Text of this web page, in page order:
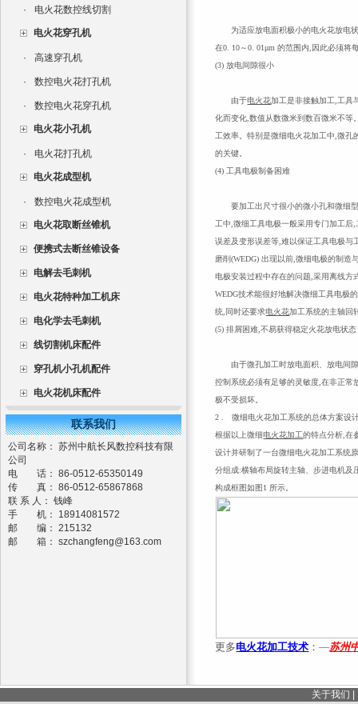
· 电火花数控线切割
电火花穿孔机
· 高速穿孔机
· 数控电火花打孔机
· 数控电火花穿孔机
电火花小孔机
· 电火花打孔机
电火花成型机
· 数控电火花成型机
电火花取断丝锥机
便携式去断丝锥设备
电解去毛刺机
电火花特种加工机床
电化学去毛刺机
线切割机床配件
穿孔机小孔机配件
电火花机床配件
联系我们
公司名称： 苏州中航长风数控科技有限
公司
电 话： 86-0512-65350149
传 真： 86-0512-65867868
联 系 人： 钱峰
手 机： 18914081572
邮 编： 215132
邮 箱：szchangfeng@163.com
为适应放电面积极小的电火花放电状
在0. 10～0. 01μm 的范围内,因此必须将
(3) 放电间隙很小
由于电火花加工是非接触加工,工具
化而变化,数值从数微米到数百微米不等
工效率。特别是微细电火花加工中,微
的关键。
(4) 工具电极制备困难
要加工出尺寸很小的微小孔和微细型
工中,微细工具电极一般采用专门加工
误差及变形误差等,难以保证工具电极与
磨削(WEDG) 出现以前,微细电极的制造
电极安装过程中存在的问题,采用离线方
WEDG技术能很好地解决微细工具电极
统,同时还要求电火花加工系统的主轴回
(5) 排屑困难,不易获得稳定火花放电状态
由于微孔加工时放电面积、放电间隙
控制系统必须有足够的灵敏度,在非正
极不受损坏。
2 . 微细电火花加工系统的总体方案设
根据以上微细电火花加工的特点分析,在
设计并研制了一台微细电火花加工系统
分组成:横轴布局旋转主轴、步进电机及
构成框图如图1 所示。
更多电火花加工技术 ：—苏州
关于我们